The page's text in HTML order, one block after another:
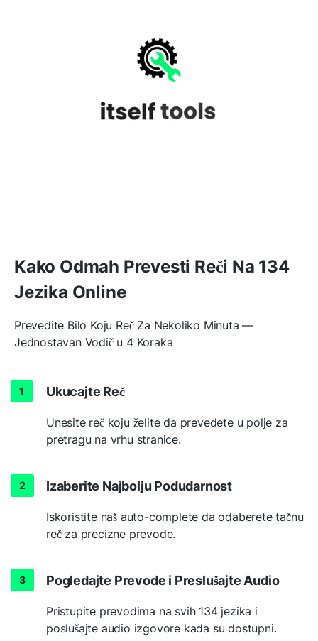
Kako Odmah Prevesti Reči Na 134
Jezika Online
Prevedite Bilo Koju Reč Za Nekoliko Minuta —
Jednostavan Vodič u 4 Koraka
Ukucajte Reč
Unesite reč koju želite da prevedete u polje za
pretragu na vrhu stranice.
Izaberite Najbolju Podudarnost
Iskoristite naš auto-complete da odaberete tačnu
reč za precizne prevode.
Pogledajte Prevode i Preslušajte Audio
Pristupite prevodima na svih 134 jezika i
poslušajte audio izgovore kada su dostupni.